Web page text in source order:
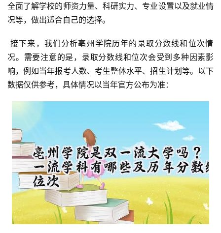
全面了解学校的师资力量、科研实力、专业设置以及就业情
况等，做出适合自己的选择。
接下来，我们分析亳州学院历年的录取分数线和位次情
况。需要注意的是，录取分数线和位次会受到多种因素影
响，例如当年报考人数、考生整体水平、招生计划等。以下
数据仅供参考，具体情况以当年官方公布为准：